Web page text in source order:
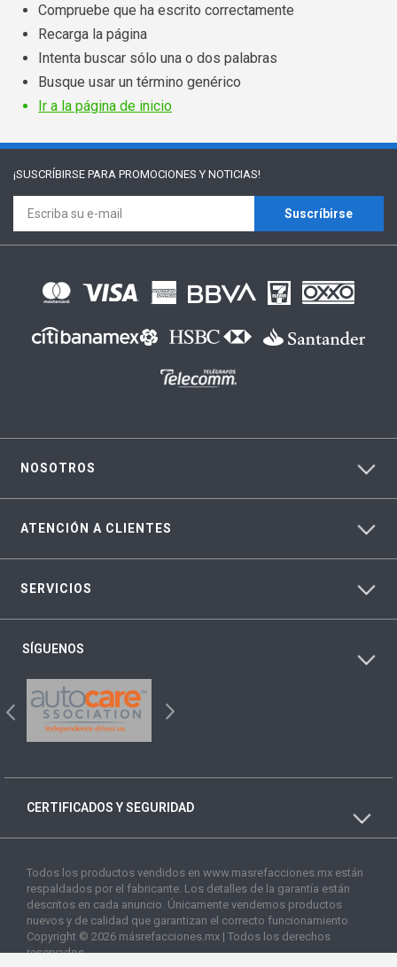
Compruebe que ha escrito correctamente
Recarga la página
Intenta buscar sólo una o dos palabras
Busque usar un término genérico
Ir a la página de inicio
¡SUSCRÍBIRSE PARA PROMOCIONES Y NOTICIAS!
Suscríbirse
NOSOTROS
ATENCIÓN A CLIENTES
SERVICIOS
SÍGUENOS
CERTIFICADOS Y SEGURIDAD
Todos los productos vendidos en www.masrefacciones.mx están
respaldados por el fabricante. Los detalles de la garantía están
descritos en cada anuncio. Únicamente vendemos productos
nuevos y de calidad que garantizan el correcto funcionamiento.
Copyright © 2026 másrefacciones.mx | Todos los derechos
reservados